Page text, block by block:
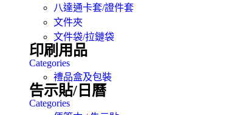
八達通卡套/證件套
文件夾
文件袋/拉鏈袋
印刷用品
Categories
禮品盒及包裝
告示貼/日曆
Categories